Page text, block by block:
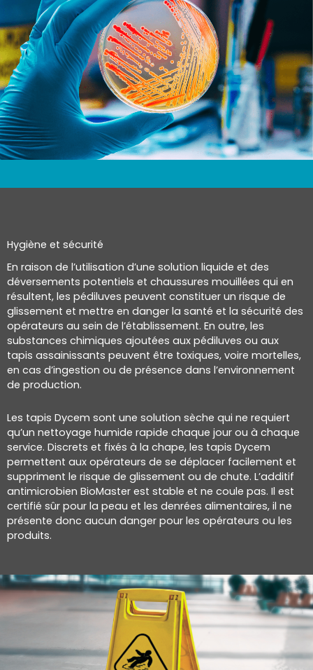
Hygiène et sécurité
En raison de l’utilisation d’une solution liquide et des
déversements potentiels et chaussures mouillées qui en
résultent, les pédiluves peuvent constituer un risque de
glissement et mettre en danger la santé et la sécurité des
opérateurs au sein de l’établissement. En outre, les
substances chimiques ajoutées aux pédiluves ou aux
tapis assainissants peuvent être toxiques, voire mortelles,
en cas d’ingestion ou de présence dans l’environnement
de production.
Les tapis Dycem sont une solution sèche qui ne requiert
qu’un nettoyage humide rapide chaque jour ou à chaque
service. Discrets et fixés à la chape, les tapis Dycem
permettent aux opérateurs de se déplacer facilement et
suppriment le risque de glissement ou de chute. L’additif
antimicrobien BioMaster est stable et ne coule pas. Il est
certifié sûr pour la peau et les denrées alimentaires, il ne
présente donc aucun danger pour les opérateurs ou les
produits.